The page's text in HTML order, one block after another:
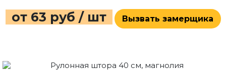
от 63 руб / шт Вызвать замерщика